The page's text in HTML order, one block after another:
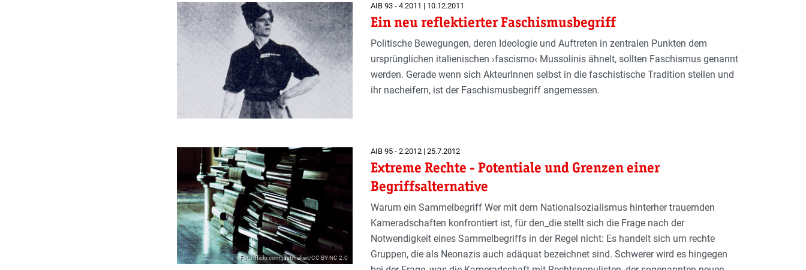
AIB 93 - 4.2011 | 10.12.2011
Ein neu reflektierter Faschismusbegriff
Politische Bewegungen, deren Ideologie und Auftreten in zentralen Punkten dem
ursprünglichen italienischen ›fascismo‹ Mussolinis ähnelt, sollten Faschismus genannt
werden. Gerade wenn sich AkteurInnen selbst in die faschistische Tradition stellen und
ihr nacheifern, ist der Faschismusbegriff angemessen.
Foto: flickr.com;justmakeit/CC BY NC 2.0
AIB 95 - 2.2012 | 25.7.2012
Extreme Rechte - Potentiale und Grenzen einer
Begriffsalternative
Warum ein Sammelbegriff Wer mit dem Nationalsozialismus hinterher trauernden
Kameradschaften konfrontiert ist, für den_die stellt sich die Frage nach der
Notwendigkeit eines Sammelbegriffs in der Regel nicht: Es handelt sich um rechte
Gruppen, die als Neonazis auch adäquat bezeichnet sind. Schwerer wird es hingegen